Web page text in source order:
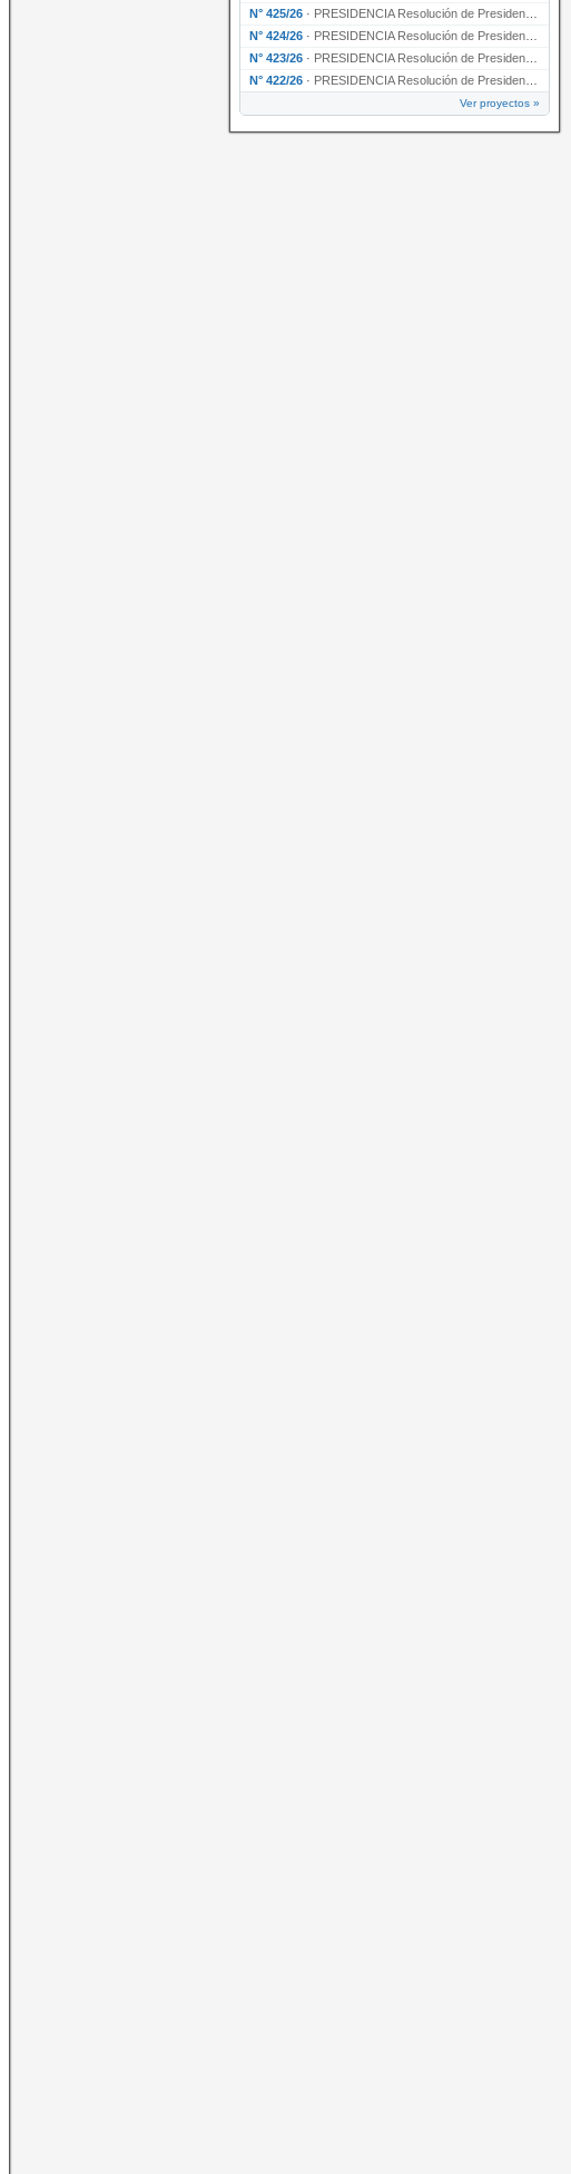
N° 425/26 · PRESIDENCIA Resolución de Presidencia N° 212/26 declarando de interés provincial el “50° A…
N° 424/26 · PRESIDENCIA Resolución de Presidencia Nº 210/26 declarando de interés provincial el proyec…
N° 423/26 · PRESIDENCIA Resolución de Presidencia Nº 209/26 declarando de interés provincial la presen…
N° 422/26 · PRESIDENCIA Resolución de Presidencia N° 200/26 para su ratificación.
Ver proyectos »